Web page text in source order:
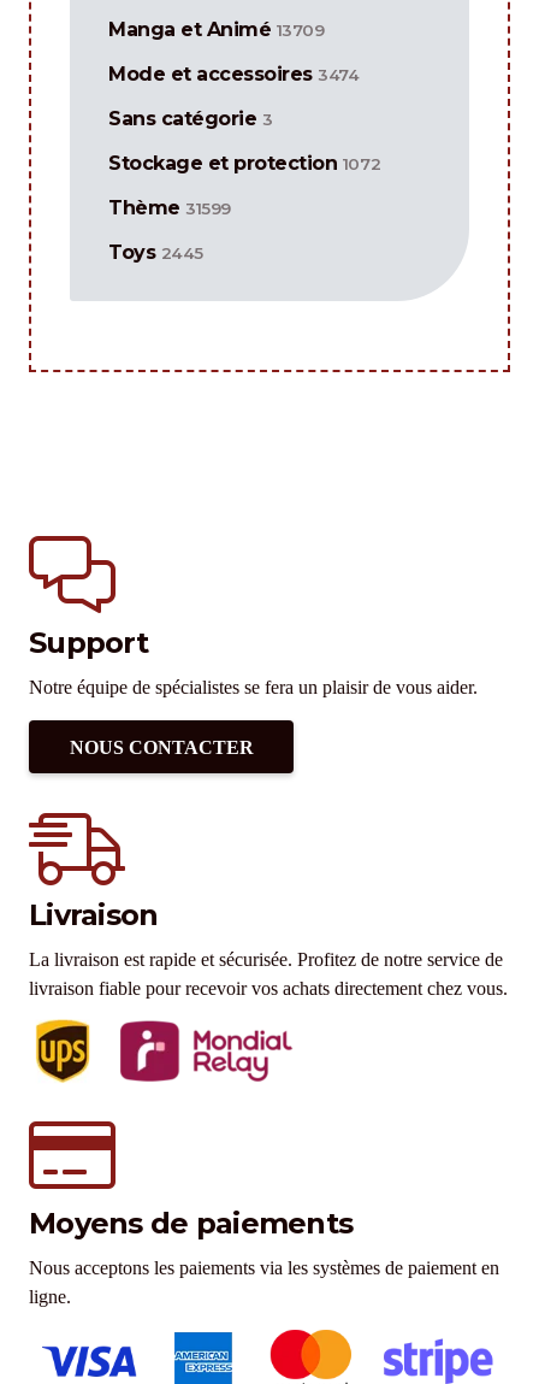
Manga et Animé 13709
Mode et accessoires 3474
Sans catégorie 3
Stockage et protection 1072
Thème 31599
Toys 2445
Support
Notre équipe de spécialistes se fera un plaisir de vous aider.
NOUS CONTACTER
Livraison
La livraison est rapide et sécurisée. Profitez de notre service de
livraison fiable pour recevoir vos achats directement chez vous.
Moyens de paiements
Nous acceptons les paiements via les systèmes de paiement en
ligne.